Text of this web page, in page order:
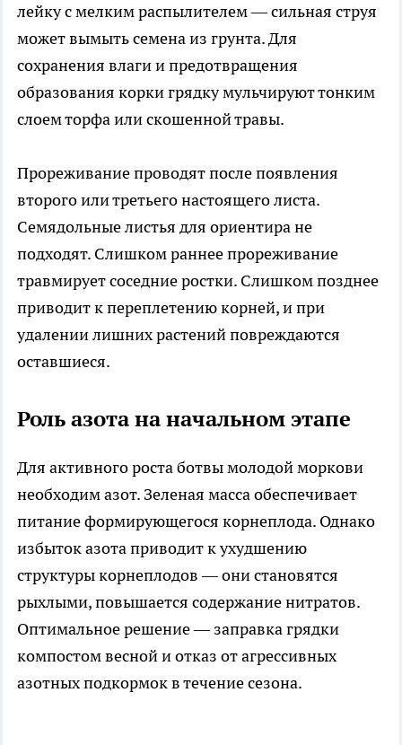
лейку с мелким распылителем — сильная струя
может вымыть семена из грунта. Для
сохранения влаги и предотвращения
образования корки грядку мульчируют тонким
слоем торфа или скошенной травы.
Прореживание проводят после появления
второго или третьего настоящего листа.
Семядольные листья для ориентира не
подходят. Слишком раннее прореживание
травмирует соседние ростки. Слишком позднее
приводит к переплетению корней, и при
удалении лишних растений повреждаются
оставшиеся.
Роль азота на начальном этапе
Для активного роста ботвы молодой моркови
необходим азот. Зеленая масса обеспечивает
питание формирующегося корнеплода. Однако
избыток азота приводит к ухудшению
структуры корнеплодов — они становятся
рыхлыми, повышается содержание нитратов.
Оптимальное решение — заправка грядки
компостом весной и отказ от агрессивных
азотных подкормок в течение сезона.